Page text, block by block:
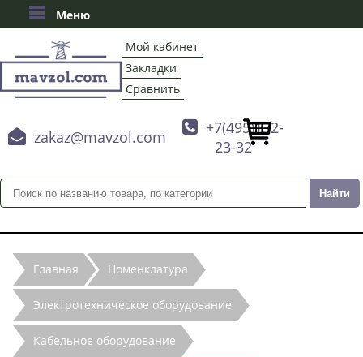
Меню
Мой кабинет
Закладки
Сравнить
 zakaz@mavzol.com
 +7(495)132-
23-32
Главная Номенклатура
Электротехническое оборудование
Кабельное оборудование